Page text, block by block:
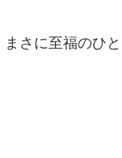
さに至福のひと